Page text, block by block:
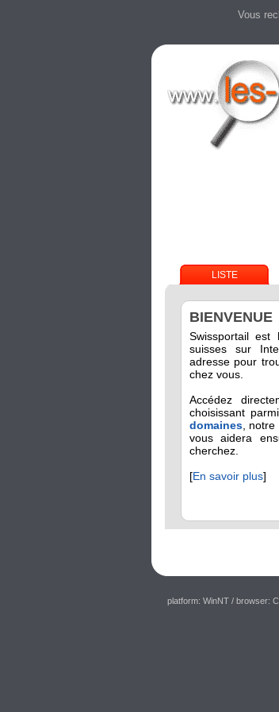
Vous
LISTE
BIENVENUE
Swissportail est
suisses sur
adresse pour
chez vous.
Accédez
choisissant parmi
domaines, notre
vous aidera
cherchez.
[En savoir plus]
platform: WinNT / browser: